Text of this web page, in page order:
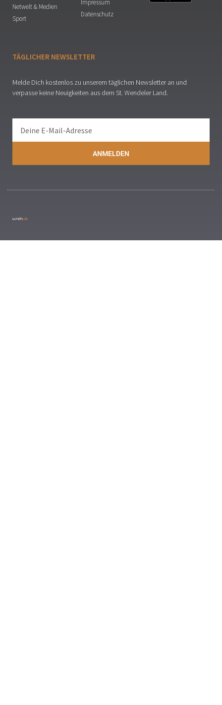
Netwelt & Medien
Sport
Impressum
Datenschutz
TÄGLICHER NEWSLETTER
Melde Dich kostenlos zu unserem täglichen Newsletter an und
verpasse keine Neuigkeiten aus dem St. Wendeler Land.
ANMELDEN